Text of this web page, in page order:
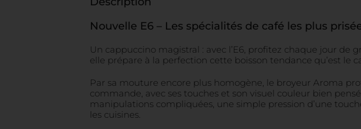
Nouvelle E6 – Les spécialités de café les plus
Un cappuccino magistral : avec l’E6, profitez chaque jour de
elle prépare à la perfection cette boisson tendance qu’est le
Par sa mouture encore plus homogène, le broyeur Aroma
commande, avec ses touches et son visuel couleur bien
manipulations compliquées, une simple pression d’une
les cuisines.